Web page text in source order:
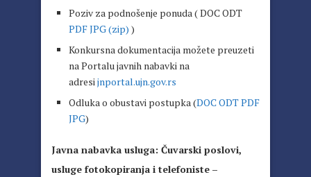
Poziv za podnošenje ponuda ( DOC ODT
PDFJPG (zip) )
Konkursna dokumentacija možete preuzeti
na Portalu javnih nabavki na
adresijnportal.ujn.gov.rs
Odluka o obustavi postupka (DOCODTPDF
JPG)
Javna nabavka usluga: Čuvarski poslovi,
usluge fotokopiranja i telefoniste –